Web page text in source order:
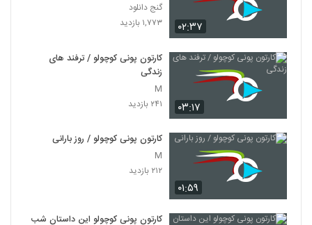
۰۲:۳۷
گنج دانلود
۱,۷۷۳ بازدید
۰۳:۱۷
کارتون پونی کوچولو / ترفند های
زندگی
M
۲۴۱ بازدید
۰۱:۵۹
کارتون پونی کوچولو / روز بارانی
M
۲۱۲ بازدید
کارتون پونی کوچولو این داستان شب